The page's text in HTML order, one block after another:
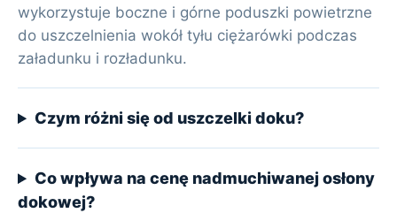
wykorzystuje boczne i górne poduszki powietrzne
do uszczelnienia wokół tyłu ciężarówki podczas
załadunku i rozładunku.
Czym różni się od uszczelki doku?
Co wpływa na cenę nadmuchiwanej osłony
dokowej?